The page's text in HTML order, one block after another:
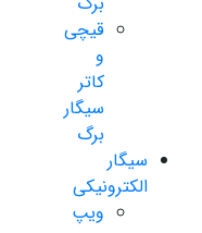
قیچی
و
کاتر
سیگار
برگ
سیگار
الکترونیکی
ویپ